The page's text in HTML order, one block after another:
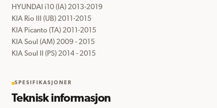
HYUNDAI i10 (IA) 2013-2019
KIA Rio III (UB) 2011-2015
KIA Picanto (TA) 2011-2015
KIA Soul (AM) 2009 - 2015
KIA Soul II (PS) 2014 - 2015
SPESIFIKASJONER
Teknisk informasjon